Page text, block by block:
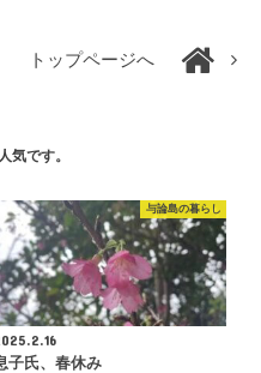
トップページへ
気です。
与論島の暮らし
子氏、春休み